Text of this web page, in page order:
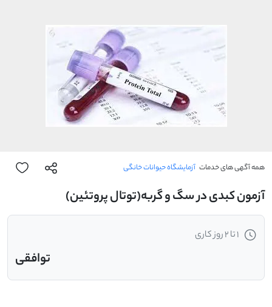
همه آگهی های خدمات آزمایشگاه حیوانات خانگی
آزمون کبدی در سگ و گربه(توتال پروتئین)
1 تا 2 روز کاری
توافقی